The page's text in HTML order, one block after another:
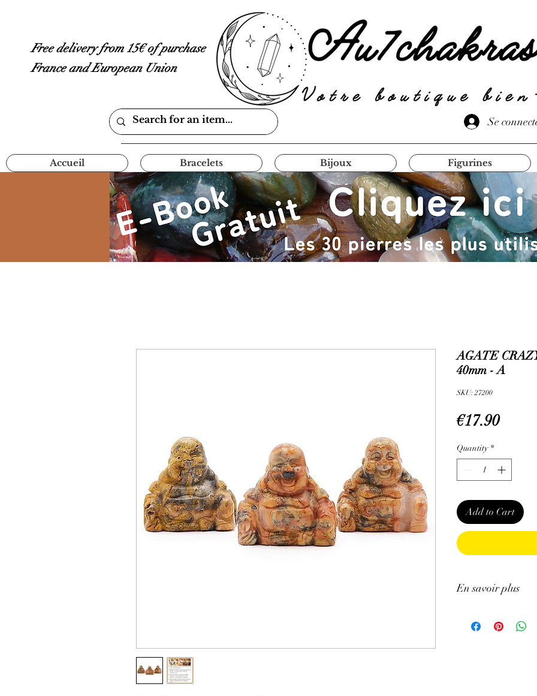
Free delivery from 15€ of purchase
France and European Union
Se
Accueil Bracelets Bijoux Figurines
AGATE
40mm - A
SKU: 27200
€17.90Price
Quantity *
Add to Cart
En savoir plus
n'exclut en aucun